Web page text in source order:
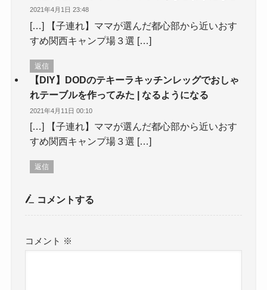
2021年4月1日 23:48
[…] 【子連れ】ママが選んだ都心部から近いおす
すめ関西キャンプ場３選 […]
返信
【DIY】DODのテキーラキッチンレッグでおしゃ
れテーブルを作ってみた | なるようになる
2021年4月11日 00:10
[…] 【子連れ】ママが選んだ都心部から近いおす
すめ関西キャンプ場３選 […]
返信
コメントする
コメント ※